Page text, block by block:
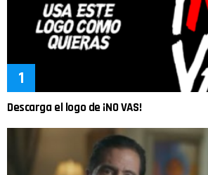
Descarga el logo de ¡NO VAS!